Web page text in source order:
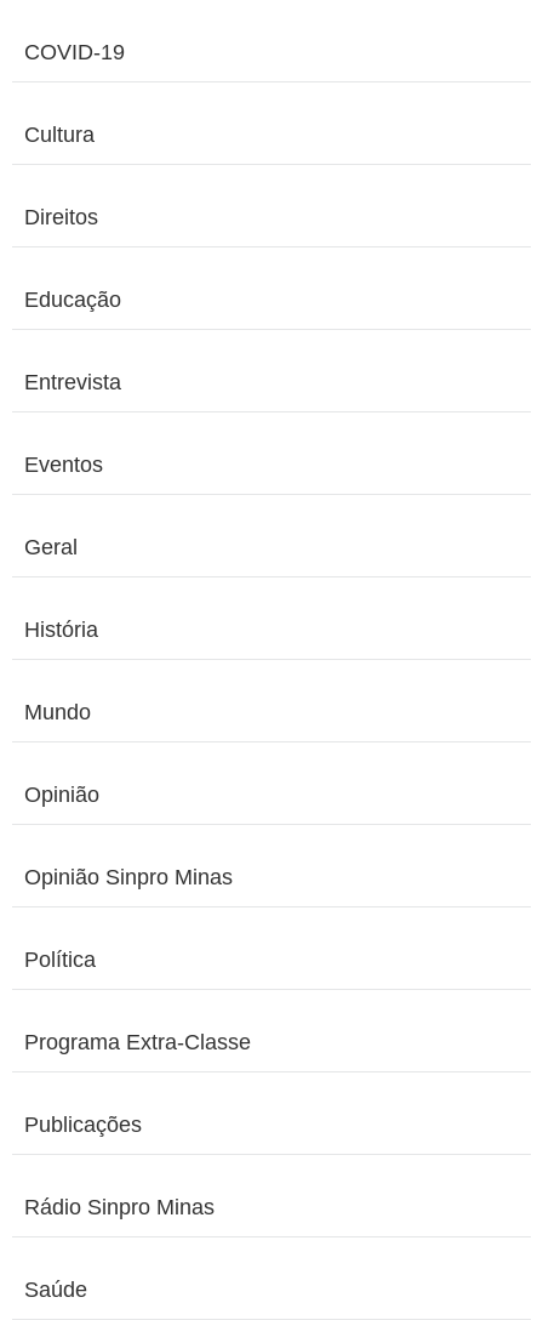
COVID-19
Cultura
Direitos
Educação
Entrevista
Eventos
Geral
História
Mundo
Opinião
Opinião Sinpro Minas
Política
Programa Extra-Classe
Publicações
Rádio Sinpro Minas
Saúde